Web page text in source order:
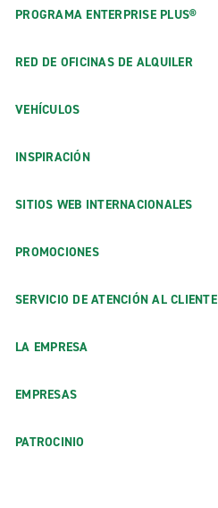
PROGRAMA ENTERPRISE PLUS®
RED DE OFICINAS DE ALQUILER
VEHÍCULOS
INSPIRACIÓN
SITIOS WEB INTERNACIONALES
PROMOCIONES
SERVICIO DE ATENCIÓN AL CLIENTE
LA EMPRESA
EMPRESAS
PATROCINIO